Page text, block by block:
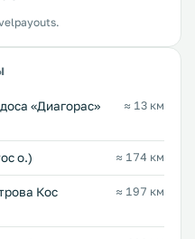
«Диагорас»
≈ 13 км
о.) ≈ 174 км
Кос
≈ 197 км